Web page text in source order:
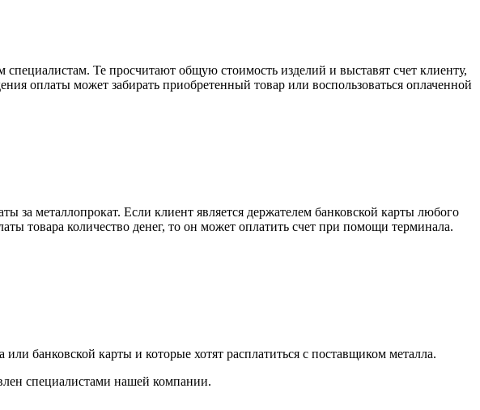
Те просчитают общую стоимость изделий и выставят счет клиенту,
оплаты может забирать приобретенный товар или воспользоваться оплаченной
за металлопрокат. Если клиент является держателем банковской карты любого
товара количество денег, то он может оплатить счет при помощи терминала.
банковской карты и которые хотят расплатиться с поставщиком металла.
специалистами нашей компании.